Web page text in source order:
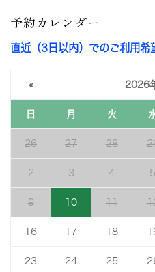
予約カレンダー
直近（3日以内）でのご利用希
« 2026
日 月 火
26 27 28
2 3 4 5
9 10 11
16 17 18
23 24 25